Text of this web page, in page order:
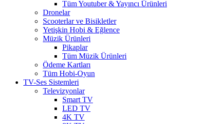
Tüm Youtuber & Yayıncı Ürünleri
Dronelar
Scooterlar ve Bisikletler
Yetişkin Hobi & Eğlence
Müzik Ürünleri
Pikaplar
Tüm Müzik Ürünleri
Ödeme Kartları
Tüm Hobi-Oyun
TV-Ses Sistemleri
Televizyonlar
Smart TV
LED TV
4K TV